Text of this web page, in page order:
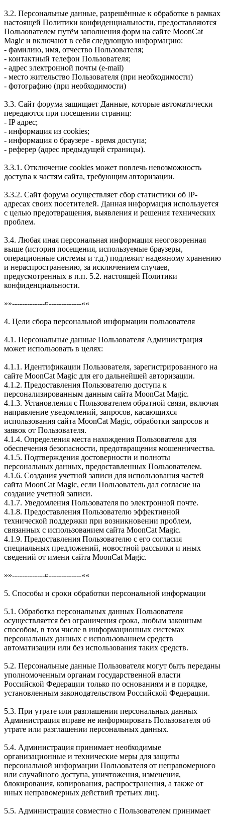
3.2. Персональные данные, разрешённые к обработке в рамках
настоящей Политики конфиденциальности, предоставляются
Пользователем путём заполнения форм на сайте MoonCat
Magic и включают в себя следующую информацию:
- фамилию, имя, отчество Пользователя;
- контактный телефон Пользователя;
- адрес электронной почты (e-mail)
- место жительство Пользователя (при необходимости)
- фотографию (при необходимости)
3.3. Сайт форума защищает Данные, которые автоматически
передаются при посещении страниц:
- IP адрес;
- информация из cookies;
- информация о браузере - время доступа;
- реферер (адрес предыдущей страницы).
3.3.1. Отключение cookies может повлечь невозможность
доступа к частям сайта, требующим авторизации.
3.3.2. Сайт форума осуществляет сбор статистики об IP-
адресах своих посетителей. Данная информация используется
с целью предотвращения, выявления и решения технических
проблем.
3.4. Любая иная персональная информация неоговоренная
выше (история посещения, используемые браузеры,
операционные системы и т.д.) подлежит надежному хранению
и нераспространению, за исключением случаев,
предусмотренных в п.п. 5.2. настоящей Политики
конфиденциальности.
»»-------------¤-------------««
4. Цели сбора персональной информации пользователя
4.1. Персональные данные Пользователя Администрация
может использовать в целях:
4.1.1. Идентификации Пользователя, зарегистрированного на
сайте MoonCat Magic для его дальнейшей авторизации.
4.1.2. Предоставления Пользователю доступа к
персонализированным данным сайта MoonCat Magic.
4.1.3. Установления с Пользователем обратной связи, включая
направление уведомлений, запросов, касающихся
использования сайта MoonCat Magic, обработки запросов и
заявок от Пользователя.
4.1.4. Определения места нахождения Пользователя для
обеспечения безопасности, предотвращения мошенничества.
4.1.5. Подтверждения достоверности и полноты
персональных данных, предоставленных Пользователем.
4.1.6. Создания учетной записи для использования частей
сайта MoonCat Magic, если Пользователь дал согласие на
создание учетной записи.
4.1.7. Уведомления Пользователя по электронной почте.
4.1.8. Предоставления Пользователю эффективной
технической поддержки при возникновении проблем,
связанных с использованием сайта MoonCat Magic.
4.1.9. Предоставления Пользователю с его согласия
специальных предложений, новостной рассылки и иных
сведений от имени сайта MoonCat Magic.
»»-------------¤-------------««
5. Способы и сроки обработки персональной информации
5.1. Обработка персональных данных Пользователя
осуществляется без ограничения срока, любым законным
способом, в том числе в информационных системах
персональных данных с использованием средств
автоматизации или без использования таких средств.
5.2. Персональные данные Пользователя могут быть переданы
уполномоченным органам государственной власти
Российской Федерации только по основаниям и в порядке,
установленным законодательством Российской Федерации.
5.3. При утрате или разглашении персональных данных
Администрация вправе не информировать Пользователя об
утрате или разглашении персональных данных.
5.4. Администрация принимает необходимые
организационные и технические меры для защиты
персональной информации Пользователя от неправомерного
или случайного доступа, уничтожения, изменения,
блокирования, копирования, распространения, а также от
иных неправомерных действий третьих лиц.
5.5. Администрация совместно с Пользователем принимает